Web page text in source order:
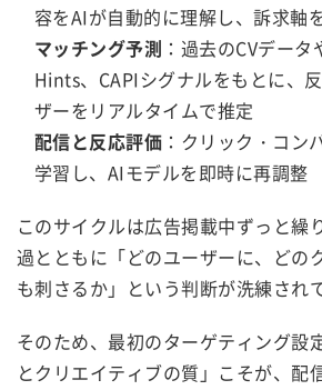
容をAIが自動的に理解し、訴求軸
マッチング予測 ：過去のCVデー
Hints、CAPIシグナルをもとに、
ザーをリアルタイムで推定
配信と反応評価 ：クリック・コン
学習し、AIモデルを即時に再調整
このサイクルは広告掲載中ずっと繰
過とともに「どのユーザーに、どの
も刺さるか」という判断が洗練され
そのため、最初のターゲティング設
とクリエイティブの質」こそが、配